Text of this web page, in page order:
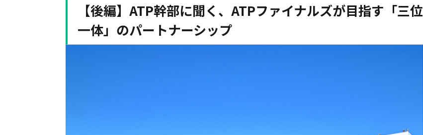
【後編】ATP幹部に聞く、ATPファイナルズが目指す「三位
一体」のパートナーシップ